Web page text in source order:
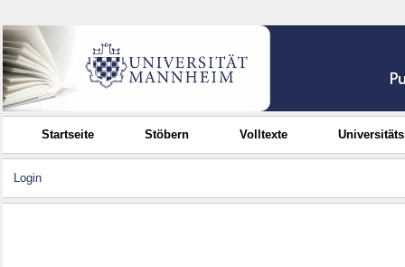
Startseite Stöbern Volltexte
Login